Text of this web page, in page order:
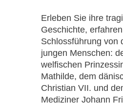
Erleben Sie ihre
Geschichte,
Schlossführung von
jungen Menschen:
welfischen
Mathilde, dem
Christian VII. und
Mediziner Johann